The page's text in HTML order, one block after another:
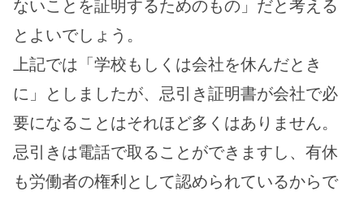
ないことを証明するためのもの」だと考える
とよいでしょう。
上記では「学校もしくは会社を休んだとき
に」としましたが、忌引き証明書が会社で必
要になることはそれほど多くはありません。
忌引きは電話で取ることができますし、有休
も労働者の権利として認められているからで